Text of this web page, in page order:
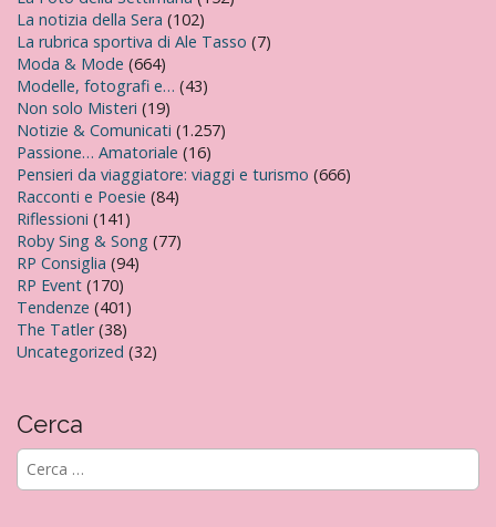
La notizia della Sera (102)
La rubrica sportiva di Ale Tasso (7)
Moda & Mode (664)
Modelle, fotografi e… (43)
Non solo Misteri (19)
Notizie & Comunicati (1.257)
Passione… Amatoriale (16)
Pensieri da viaggiatore: viaggi e turismo (666)
Racconti e Poesie (84)
Riflessioni (141)
Roby Sing & Song (77)
RP Consiglia (94)
RP Event (170)
Tendenze (401)
The Tatler(38)
Uncategorized (32)
Cerca
R